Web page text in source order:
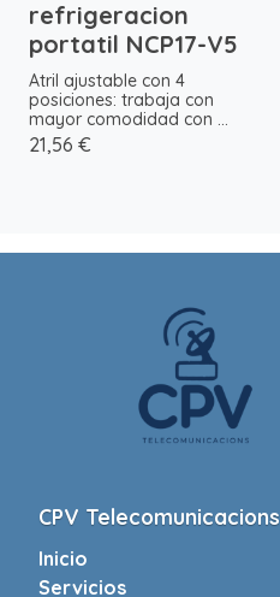
refrigeracion
portatil NCP17-V5
Atril ajustable con 4
posiciones: trabaja con
mayor comodidad con ...
21,56 €
CPV Telecomunicacions
Inicio
Servicios